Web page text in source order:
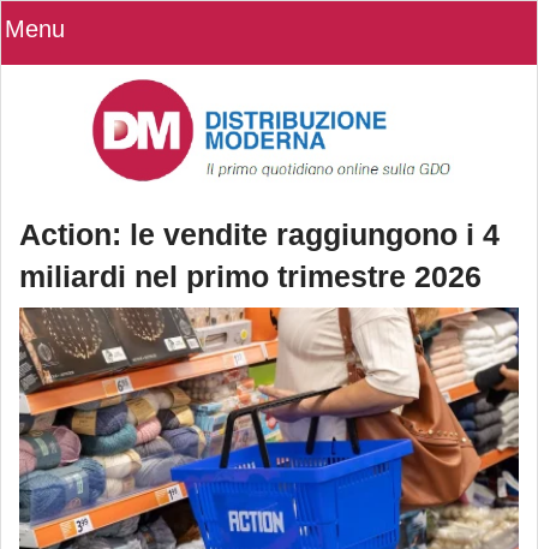
Menu
Action: le vendite raggiungono i 4
miliardi nel primo trimestre 2026